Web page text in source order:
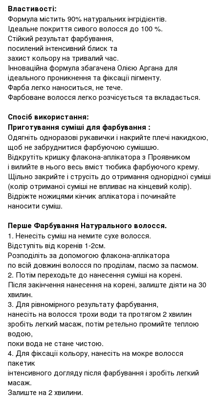
Властивості:
Формула містить 90% натуральнихінгрідієнтів.
Ідеальне покриття сивого волосся до 100 %.
Стійкий результат фарбування,
посилений інтенсивний блиск та
захист кольоруна тривалий час.
Інноваційна формула збагачена Олією Аргана для
ідеального проникнення та фіксації пігменту.
Фарба легко наноситься, не тече.
Фарбоване волосся легко розчісується та вкладається.
Спосіб використання:
Приготування суміші для фарбування :
Одягніть одноразові рукавички і накрийте плечі накидкою,
щоб не забруднитися фарбуючою сумішшю.
Відкрутіть кришку флакона-аплікатора з Проявником
і вилийте в нього весь вміст тюбика фарбуючого крему.
Щільно закрийте і струсіть до отримання однорідної суміші
(колір отриманої суміші не впливаєна кінцевий колір).
Відріжте ножицями кінчик аплікатора і починайте
наносити суміш.
Перше Фарбування Натурального волосся.
1. Ненесіть суміш на немите сухе волосся.
Відступіть від коренів 1-2см.
Розподіліть за допомогою флакона-аплікатора
по всій довжині волосся по проділам, пасмо за пасмом.
2. Потім переходьте до нанесення суміші на корені.
Після закінчення нанесення на корені, залиште діяти на 30
хвилин.
3. Для рівномірного результату фарбування,
нанесіть на волосся трохи води та протягом 2 хвилин
зробіть легкий масаж, потім ретельно промийте теплою
водою,
поки вода не стане чистою.
4. Для фіксації кольору, нанесіть на мокре волосся
пакетик
інтенсивного догляду після фарбування і зробіть легкий
масаж.
Залиште на 2хвилини.